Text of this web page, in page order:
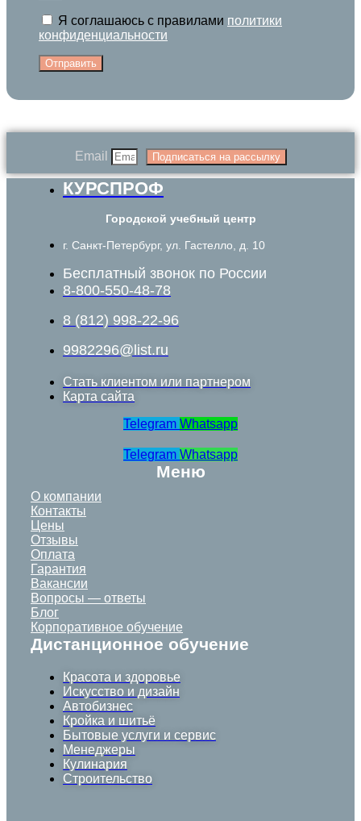
Я соглашаюсь с правилами политики
конфиденциальности
Отправить
Email Подписаться на рассылку
КУРСПРОФ
Городской учебный центр
г. Санкт-Петербург, ул. Гастелло, д. 10
Бесплатный звонок по России
8-800-550-48-78
8 (812) 998-22-96
9982296@list.ru
Стать клиентом или партнером
Карта сайта
Telegram Whatsapp
Telegram Whatsapp
Меню
О компании
Контакты
Цены
Отзывы
Оплата
Гарантия
Вакансии
Вопросы — ответы
Блог
Корпоративное обучение
Дистанционное обучение
Красота и здоровье
Искусство и дизайн
Автобизнес
Кройка и шитьё
Бытовые услуги и сервис
Менеджеры
Кулинария
Строительство